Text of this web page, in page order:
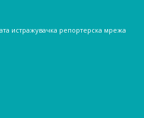
истражувачка репортерска мрежа